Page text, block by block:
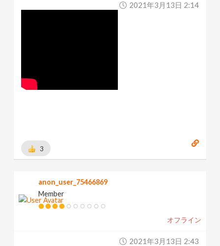
2021年3月13日 2:14
3
anon_user_75466869
Member
オフライン
2021年3月13日 2:43